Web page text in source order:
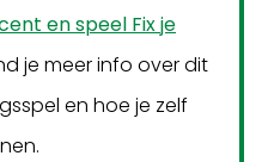
en speel Fix je
je meer info over dit
en hoe je zelf